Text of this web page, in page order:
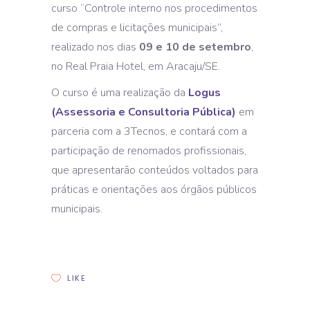
curso “Controle interno nos procedimentos
de compras e licitações municipais”,
realizado nos dias 09 e 10 de setembro,
no Real Praia Hotel, em Aracaju/SE.
O curso é uma realização da Logus
(Assessoria e Consultoria Pública) em
parceria com a 3Tecnos, e contará com a
participação de renomados profissionais,
que apresentarão conteúdos voltados para
práticas e orientações aos órgãos públicos
municipais.
LIKE